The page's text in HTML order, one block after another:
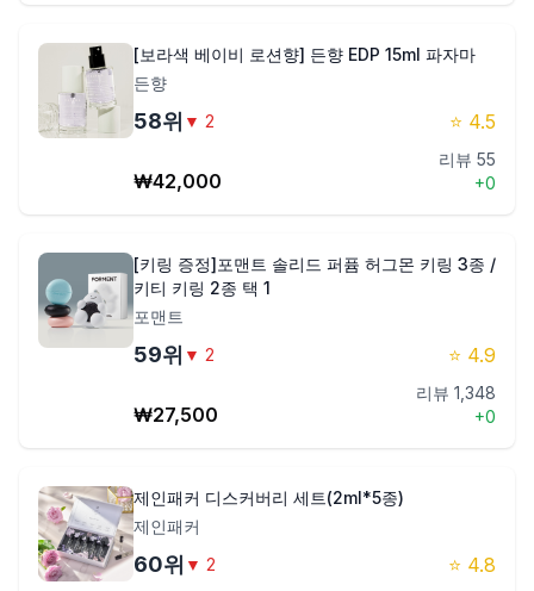
[보라색 베이비 로션향] 든향 EDP 15ml 파자마
든향
58위 ▼ 2 ⭐ 4.5
₩42,000
리뷰 55
+0
[키링 증정]포맨트 솔리드 퍼퓸 허그몬 키링 3종 /
키티 키링 2종 택 1
포맨트
59위 ▼ 2 ⭐ 4.9
₩27,500
리뷰 1,348
+0
제인패커 디스커버리 세트(2ml*5종)
제인패커
60위 ▼ 2 ⭐ 4.8